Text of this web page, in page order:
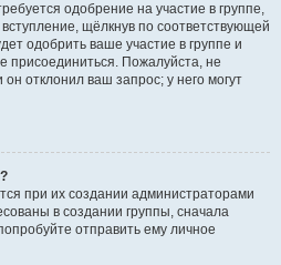
одобрение на участие в группе,
щёлкнув по соответствующей
одобрить ваше участие в группе и
присоединиться. Пожалуйста, не
отклонил ваш запрос; у него могут
при их создании администраторами
в создании группы, сначала
отправить ему личное